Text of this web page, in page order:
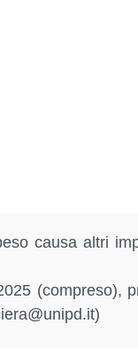
causa altri
(compreso),